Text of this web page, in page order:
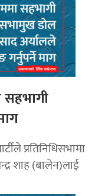
सहभागी
प्रतिनिधिसभामा
शाह (बालेन)लाई